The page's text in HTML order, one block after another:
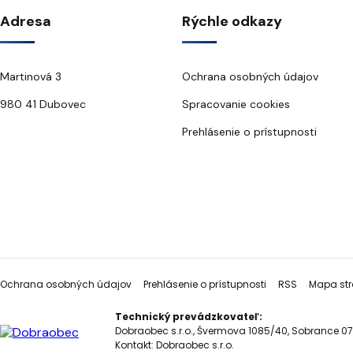
Adresa
Martinová 3
980 41 Dubovec
Rýchle odkazy
Ochrana osobných údajov
Spracovanie cookies
Prehlásenie o prístupnosti
Ochrana osobných údajov Prehlásenie o prístupnosti RSS Mapa
Technický prevádzkovateľ:
Dobraobec s.r.o., Švermova 1085/40, Sobrance
Kontakt: Dobraobec s.r.o.